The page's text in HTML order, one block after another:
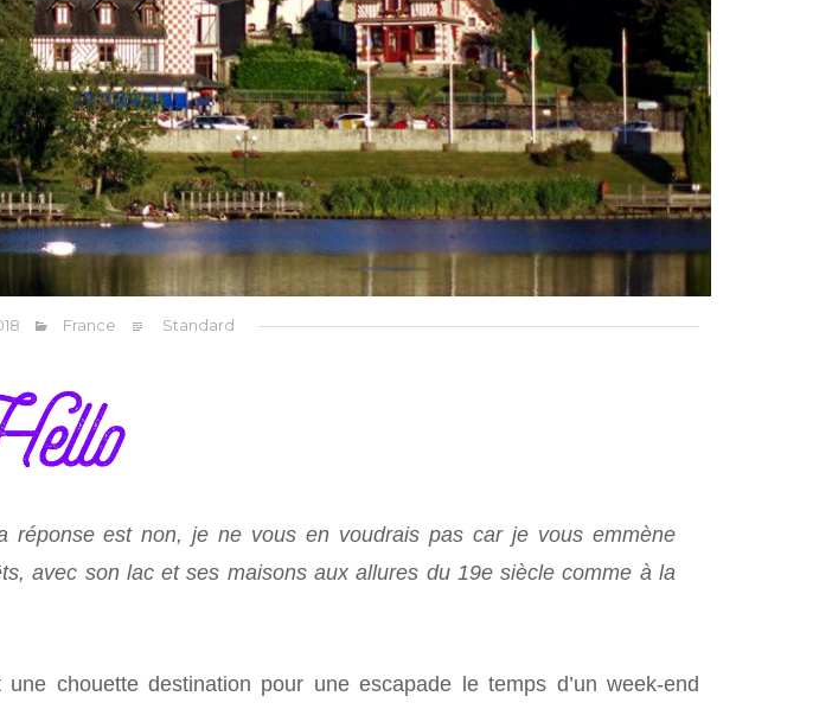
France Standard
est non, je ne vous en voudrais pas car je vous emmène
avec son lac et ses maisons aux allures du 19e siècle comme à la
une chouette destination pour une escapade le temps d’un week-end